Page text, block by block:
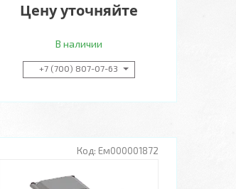
Цену уточняйте
В наличии
+7 (700) 807-07-63
Ем000001872